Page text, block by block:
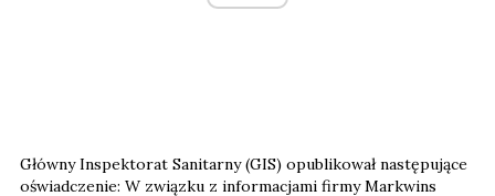
Główny Inspektorat Sanitarny (GIS) opublikował następujące
oświadczenie: W związku z informacjami firmy Markwins